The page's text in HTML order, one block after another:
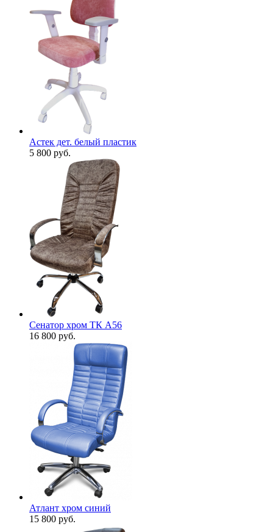
Астек дет. белый пластик
5 800 руб.
Сенатор хром ТК А56
16 800 руб.
Атлант хром синий
15 800 руб.